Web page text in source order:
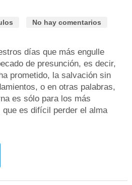
No hay comentarios
días que más engulle
de presunción, es decir,
prometido, la salvación sin
o en otras palabras,
es sólo para los más
es difícil perder el alma